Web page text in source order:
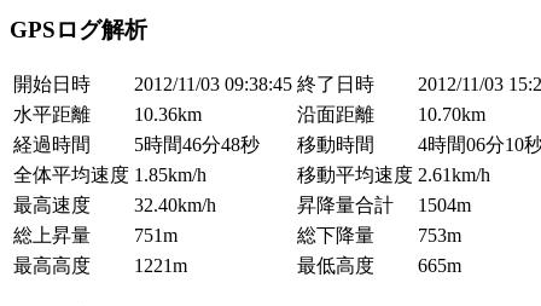
GPSログ解析
開始日時 2012/11/03 09:38:45 終了日時
2012/11/03
水平距離
10.36km 沿面距離
10.70km
経過時間
5時間46分48秒 移動時間
4時間06分10
全体平均速度 1.85km/h 移動平均速度 2.61km/h
最高速度
32.40km/h 昇降量合計
1504m
総上昇量
751m 総下降量
753m
最高高度
1221m 最低高度 665m